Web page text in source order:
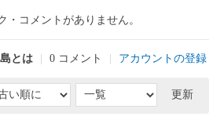
・コメントがありません。
とは 0 コメント アカウントの登録
更新